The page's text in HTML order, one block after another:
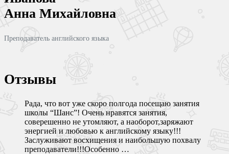
Анна Михайловна
Преподаватель английского языка
Отзывы
Рада, что вот уже скоро полгода посещаю занятия
школы “Шанс”! Очень нравятся занятия,
соверешенно не утомляют, а наоборот,заряжают
энергией и любовью к английскому языку!!!
Заслуживают восхищения и наибольшую похвалу
преподаватели!!!Особенно …